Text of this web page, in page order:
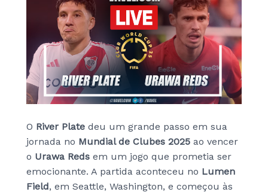
O River Plate deu um grande passo em sua
jornada no Mundial de Clubes 2025 ao vencer
o Urawa Reds em um jogo que prometia ser
emocionante. A partida aconteceu no Lumen
Field, em Seattle, Washington, e começou às